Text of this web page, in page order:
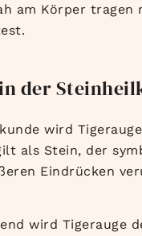
am Körper
der
wird
als Stein, der
Eindrücken
wird Tigerauge